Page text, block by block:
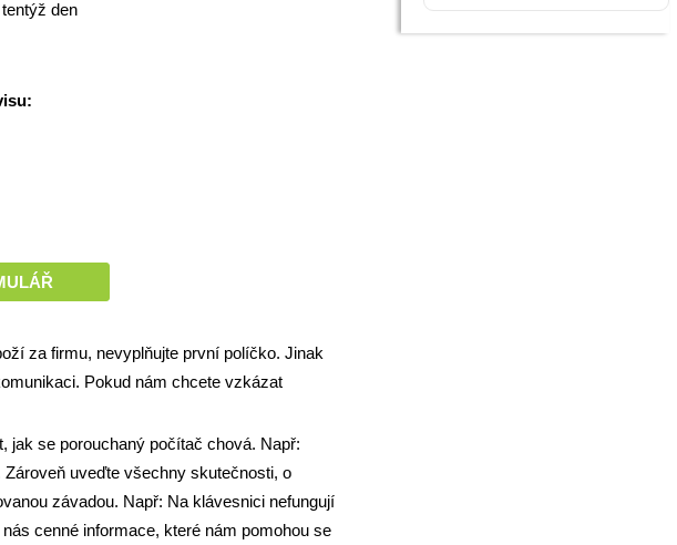
den
za firmu, nevyplňujte první políčko. Jinak
Pokud nám chcete vzkázat
se porouchaný počítač chová. Např:
uveďte všechny skutečnosti, o
závadou. Např: Na klávesnici nefungují
cenné informace, které nám pomohou se